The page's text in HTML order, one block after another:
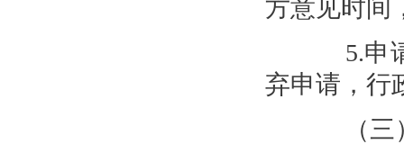
方意见时间
5.申请
弃申请，行
（三